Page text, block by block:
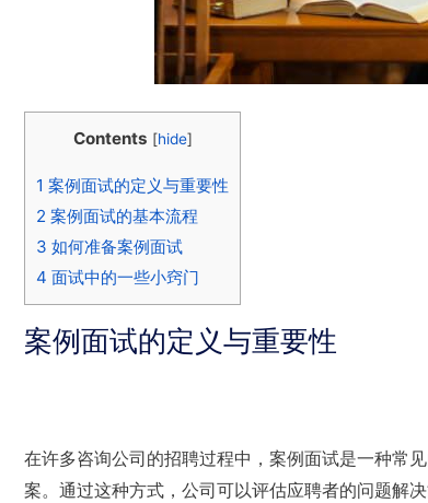
Contents [hide]
1 案例面试的定义与重要性
2 案例面试的基本流程
3 如何准备案例面试
4 面试中的一些小窍门
案例面试的定义与重要性
在许多咨询公司的招聘过程中，案例面试是一种常
案。通过这种方式，公司可以评估应聘者的问题解